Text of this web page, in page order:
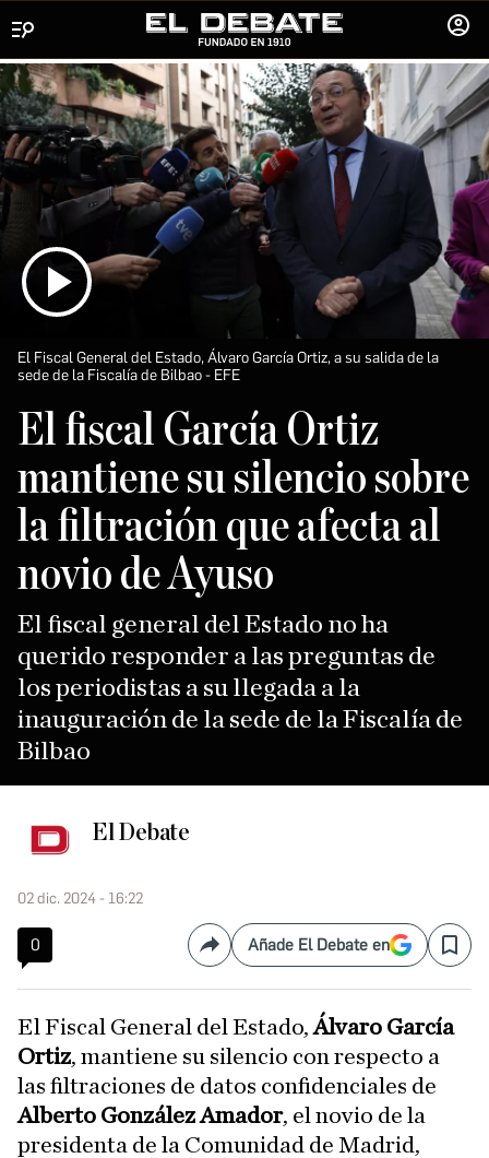
SESIÓN
El Fiscal General del Estado, Álvaro García Ortiz, a su salida de la
sede de la Fiscalía de Bilbao
EFE
El fiscal García Ortiz
mantiene su silencio sobre
la filtración que afecta al
novio de Ayuso
El fiscal general del Estado no ha
querido responder a las preguntas de
los periodistas a su llegada a la
inauguración de la sede de la Fiscalía de
Bilbao
El Debate
02 dic. 2024 - 16:22
0 CompartirAñade El Debate en Save
El Fiscal General del Estado,Álvaro García
Ortiz, mantiene su silencio con respecto a
las filtraciones de datos confidenciales de
Alberto González Amador, el novio de la
presidenta de la Comunidad de Madrid,